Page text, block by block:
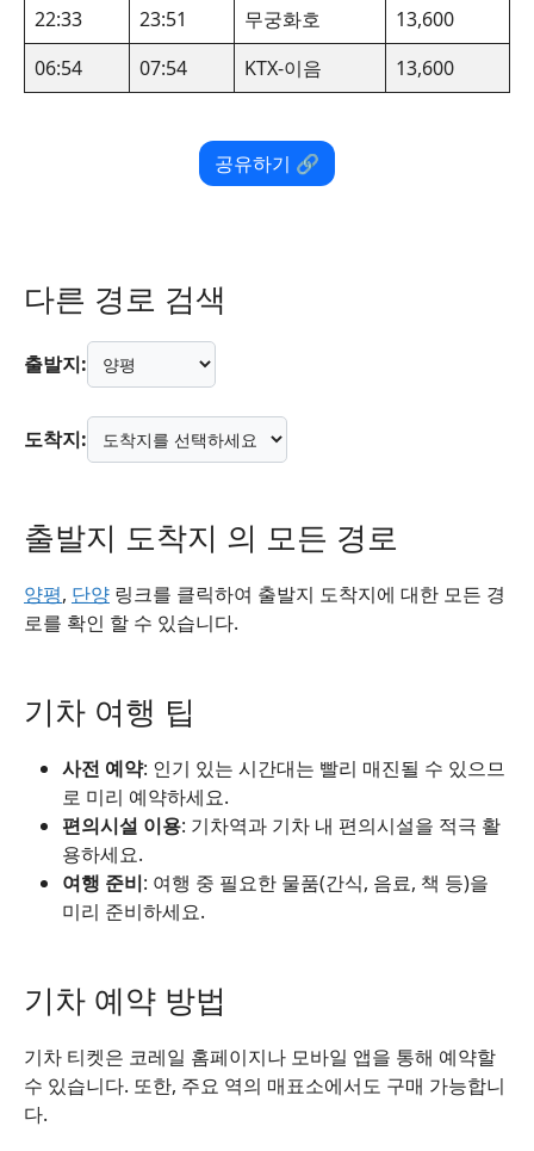
22:33
23:51 무궁화호
13,600
06:54
07:54 KTX-이음 13,600
공유하기 🔗
다른 경로 검색
출발지:
도착지:
출발지 도착지 의 모든 경로
양평, 단양 링크를 클릭하여 출발지 도착지에 대한 모든 경
로를 확인 할 수 있습니다.
기차 여행 팁
사전 예약: 인기 있는 시간대는 빨리 매진될 수 있으므
로 미리 예약하세요.
편의시설 이용: 기차역과 기차 내 편의시설을 적극 활
용하세요.
여행 준비: 여행 중 필요한 물품(간식, 음료, 책 등)을
미리 준비하세요.
기차 예약 방법
기차 티켓은 코레일 홈페이지나 모바일 앱을 통해 예약할
수 있습니다. 또한, 주요 역의 매표소에서도 구매 가능합니
다.